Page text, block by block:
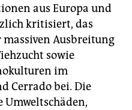
aus Europa und
kritisiert, das
Ausbreitung
sowie
im
Cerrado bei. Die
Umweltschäden,